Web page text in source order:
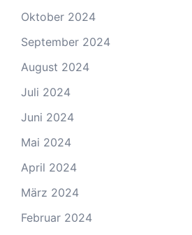
Oktober 2024
September 2024
August 2024
Juli 2024
Juni 2024
Mai 2024
April 2024
März 2024
Februar 2024